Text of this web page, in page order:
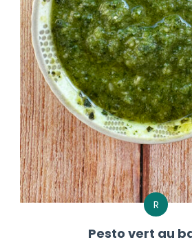
R
Pesto vert au